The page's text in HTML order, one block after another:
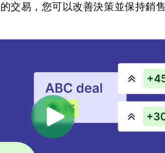
交易，您可以改善決策並保持銷